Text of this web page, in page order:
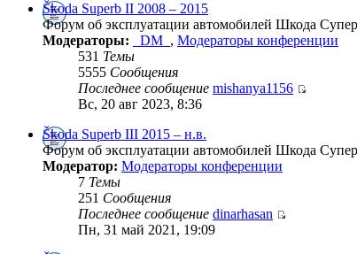
Škoda Superb II 2008 – 2015
Форум об эксплуатации автомобилей Шкода
Модераторы:
_DM_ , Модераторы конференции
531 Темы
5555 Сообщения
Последнее сообщение mishanya1156
Вс, 20 авг 2023, 8:36
Škoda Superb III 2015 – н.в.
Форум об эксплуатации автомобилей Шкода
Модератор: Модераторы конференции
7 Темы
251 Сообщения
Последнее сообщение dinarhasan
Пн, 31 май 2021, 19:09